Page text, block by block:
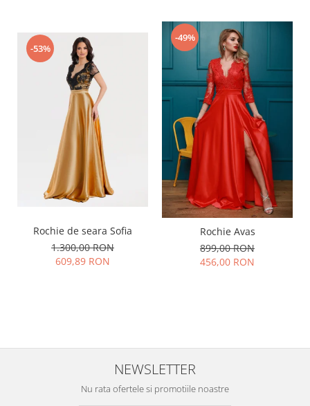
-53%
Rochie de seara Sofia
1.300,00 RON
609,89 RON
-49%
Rochie Avas
899,00 RON
456,00 RON
NEWSLETTER
Nu rata ofertele si promotiile noastre